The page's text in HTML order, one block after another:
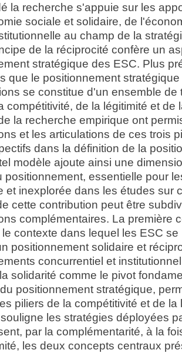
la recherche s'appuie sur les
sociale et solidaire, de
au champ de la
de la réciprocité confère un
stratégique des ESC. Plus
que le positionnement
se constitue d'un ensemble de
compétitivité, de la légitimité et de
la recherche empirique ont
et les articulations de ces trois
dans la définition de la
modèle ajoute ainsi une
positionnement, essentielle pour
et inexplorée dans les études sur
cette contribution peut être
complémentaires. La première
contexte dans lequel les ESC
positionnement solidaire et
concurrentiel et
solidarité comme le pivot
positionnement stratégique,
piliers de la compétitivité et de la
les stratégies déployées
par la complémentarité, à la
les deux concepts centraux